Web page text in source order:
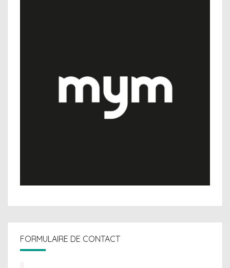
FORMULAIRE DE CONTACT